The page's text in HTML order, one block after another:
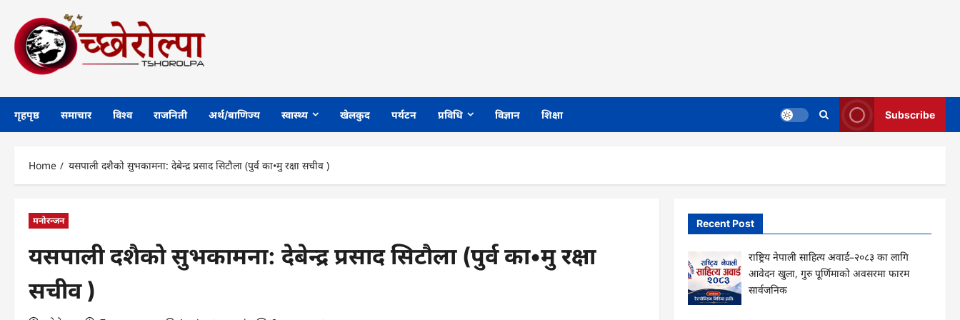
content
गृहपृष्ठ समाचार विश्व राजनिती अर्थ/बाणिज्य स्वास्थ्य खेलकुद पर्यटन प्रविधि विज्ञान शिक्षा Subscribe
Home यसपाली दशैको सुभकामना: देबेन्द्र प्रसाद सिटौला (पुर्व का•मु रक्षा सचीव )
मनोरन्जन
यसपाली दशैको सुभकामना: देबेन्द्र प्रसाद सिटौला (पुर्व का•मु रक्षा
सचीव )
Recent Post
राष्ट्रिय नेपाली साहित्य अवार्ड–२०८३ का लागि
आवेदन खुला, गुरु पूर्णिमाको अवसरमा फारम
सार्वजनिक